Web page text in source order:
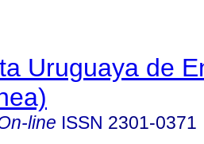
Uruguaya de
line ISSN 2301-0371